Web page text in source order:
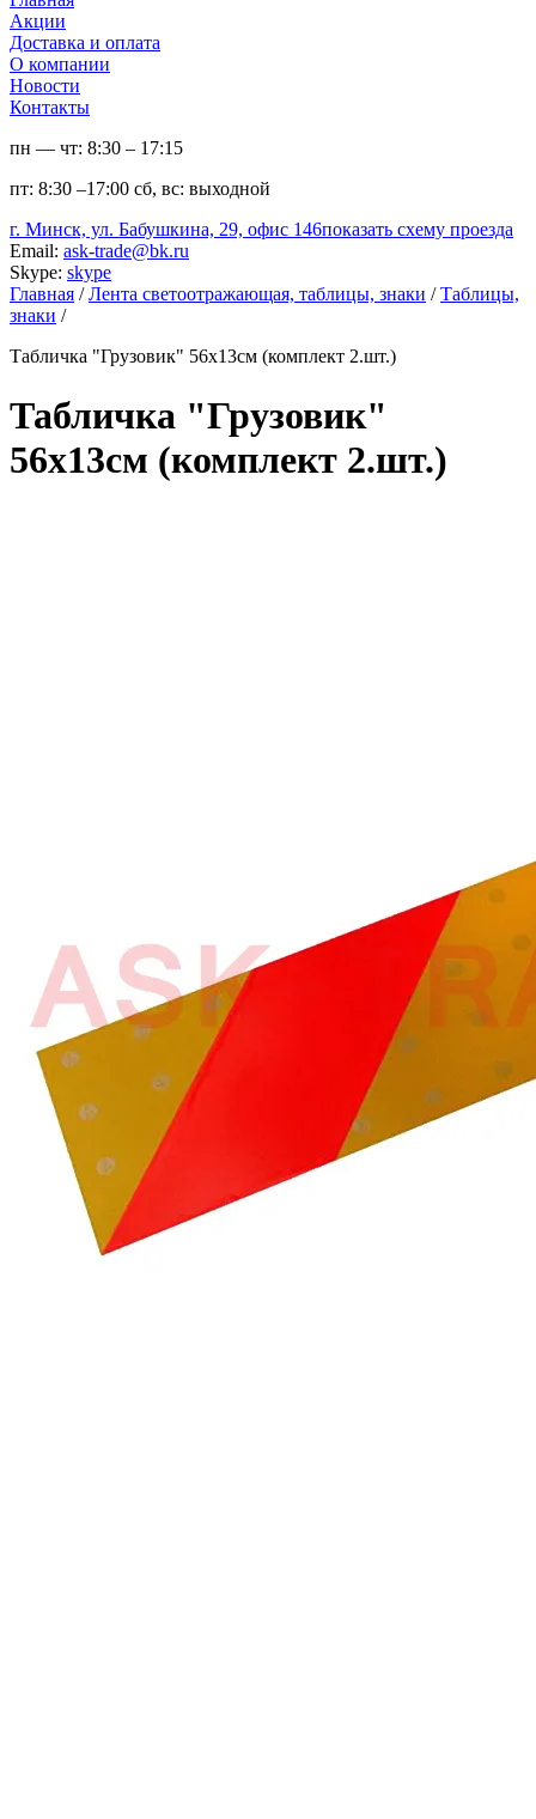
Акции
Доставка и оплата
О компании
Новости
Контакты
пн — чт: 8:30 – 17:15
пт: 8:30 –17:00 сб, вс: выходной
г. Минск, ул. Бабушкина, 29, офис 146показать схему проезда
Email: ask-trade@bk.ru
Skype: skype
Главная / Лента светоотражающая, таблицы, знаки / Таблицы,
знаки /
Табличка "Грузовик" 56х13см (комплект 2.шт.)
Табличка "Грузовик"
56х13см (комплект 2.шт.)